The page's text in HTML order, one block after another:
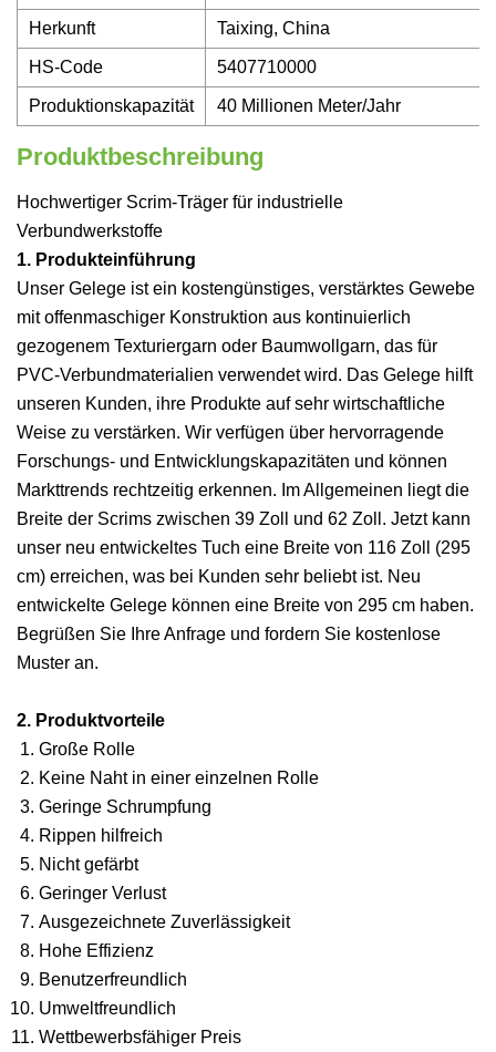
Herkunft Taixing, China
HS-Code 5407710000
Produktionskapazität 40 Millionen Meter/Jahr
Produktbeschreibung
Hochwertiger Scrim-Träger für industrielle
Verbundwerkstoffe
1. Produkteinführung
Unser Gelege ist ein kostengünstiges, verstärktes Gewebe
mit offenmaschiger Konstruktion aus kontinuierlich
gezogenem Texturiergarn oder Baumwollgarn, das für
PVC-Verbundmaterialien verwendet wird. Das Gelege hilft
unseren Kunden, ihre Produkte auf sehr wirtschaftliche
Weise zu verstärken. Wir verfügen über hervorragende
Forschungs- und Entwicklungskapazitäten und können
Markttrends rechtzeitig erkennen. Im Allgemeinen liegt die
Breite der Scrims zwischen 39 Zoll und 62 Zoll. Jetzt kann
unser neu entwickeltes Tuch eine Breite von 116 Zoll (295
cm) erreichen, was bei Kunden sehr beliebt ist. Neu
entwickelte Gelege können eine Breite von 295 cm haben.
Begrüßen Sie Ihre Anfrage und fordern Sie kostenlose
Muster an.
2. Produktvorteile
Große Rolle
Keine Naht in einer einzelnen Rolle
Geringe Schrumpfung
Rippen hilfreich
Nicht gefärbt
Geringer Verlust
Ausgezeichnete Zuverlässigkeit
Hohe Effizienz
Benutzerfreundlich
Umweltfreundlich
Wettbewerbsfähiger Preis